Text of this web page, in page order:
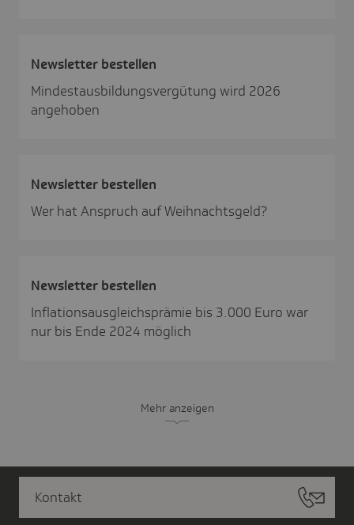
News­letter bestellen
Mindestausbildungsvergütung wird 2026
angehoben
News­letter bestellen
Wer hat Anspruch auf Weihnachtsgeld?
News­letter bestellen
Inflationsausgleichsprämie bis 3.000 Euro war
nur bis Ende 2024 möglich
Mehr anzeigen
Kontakt